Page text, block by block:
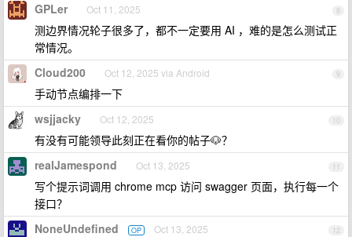
8
GPLer Oct 11, 2025
测边界情况轮子很多了，都不一定要用 AI ，难的是怎么测试正
常情况。
9
Cloud200 Oct 12, 2025 via Android
手动节点编排一下
10
wsjjacky Oct 12, 2025
有没有可能领导此刻正在看你的帖子🐶？
11
realJamespond Oct 13, 2025
写个提示词调用 chrome mcp 访问 swagger 页面，执行每一个
接口？
12
NoneUndefined OP Oct 13, 2025